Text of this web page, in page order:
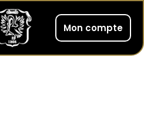
Mon compte